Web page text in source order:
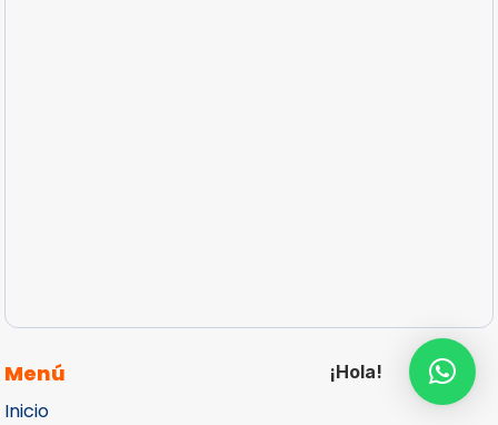
Menú
Inicio
¡Hola!